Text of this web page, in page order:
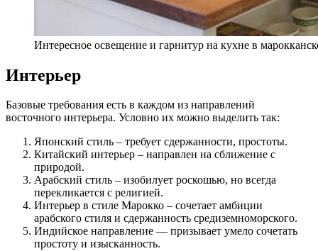
Интересное освещение и гарнитур на кухне в
Интерьер
Базовые требования есть в каждом из направлений
восточного интерьера. Условно их можно выделить так:
Японский стиль – требует сдержанности, простоты.
Китайский интерьер – направлен на сближение с
природой.
Арабский стиль – изобилует роскошью, но всегда
перекликается с религией.
Интерьер в стиле Марокко – сочетает амбиции
арабского стиля и сдержанность средиземноморского.
Индийское направление — призывает умело сочетать
простоту и изысканность.